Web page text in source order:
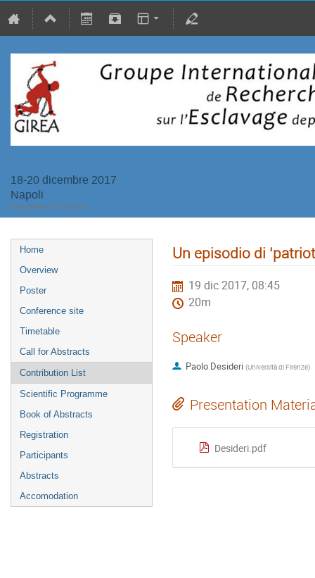
18-20 dicembre 2017
Napoli
Europe/Rome timezone
Home
Overview
Poster
Conference site
Timetable
Call for Abstracts
Contribution List
Scientific Programme
Book of Abstracts
Registration
Participants
Abstracts
Accomodation
Un episodio di
19 dic 2017, 08:45
20m
Speaker
Paolo Desideri (Università di Firenze)
Presentation
Desideri.pdf